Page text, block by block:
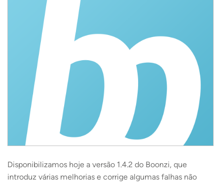
Disponibilizamos hoje a versão 1.4.2 do Boonzi, que
introduz várias melhorias e corrige algumas falhas não